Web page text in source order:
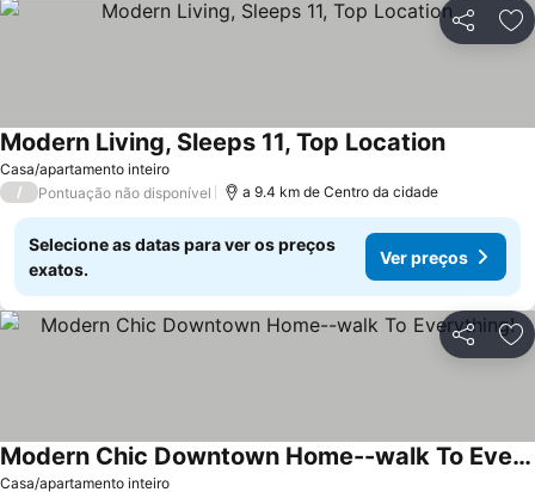
Partilhar
Casa/apartamento inteiro
Modern Living, Sleeps 11, Top LocationVer
/ Pontuação não disponível a 9.4 km de Centro da cidade
Selecione as datas para ver os preços
exatos.
Ver preços
Partilhar
Casa/apartamento inteiro
Modern Chic Downtown Home--walk To Everything!
Ver preços